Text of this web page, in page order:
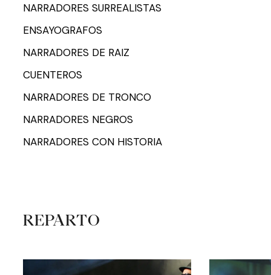
NARRADORES SURREALISTAS
ENSAYOGRAFOS
NARRADORES DE RAIZ
CUENTEROS
NARRADORES DE TRONCO
NARRADORES NEGROS
NARRADORES CON HISTORIA
REPARTO